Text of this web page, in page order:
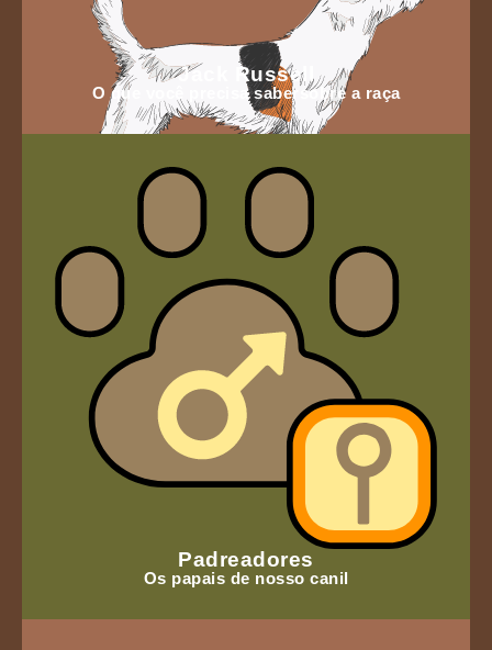
Jack Russell
O que você precisa sabersobre a raça
Padreadores
Os papais de nosso canil